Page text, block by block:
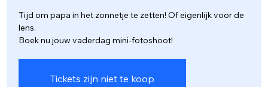
Tijd om papa in het zonnetje te zetten! Of eigenlijk voor de
lens.
Boek nu jouw vaderdag mini-fotoshoot!
Tickets zijn niet te koop